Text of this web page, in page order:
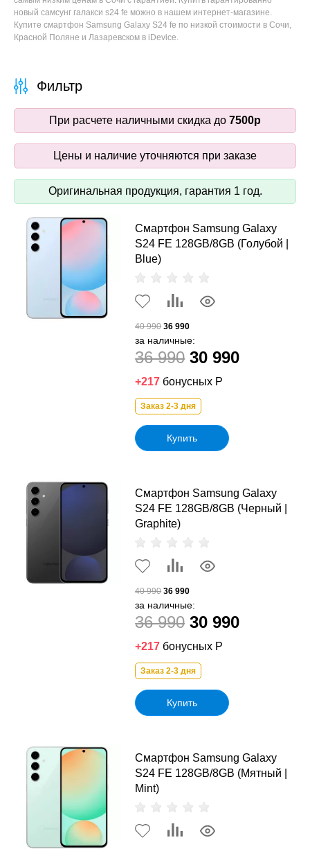
новый самсунг галакси s24 fe можно в нашем интернет-магазине.
Купите смартфон Samsung Galaxy S24 fe по низкой стоимости в Сочи,
Красной Поляне и Лазаревском в iDevice.
При расчете наличными скидка до 7500р
Цены и наличие уточняются при заказе
Оригинальная продукция, гарантия 1 год.
Смартфон Samsung Galaxy
S24 FE 128GB/8GB (Голубой |
Blue)
40 990 36 990
за наличные:
36 990 30 990
+217 бонусных Р
Заказ 2-3 дня
Купить
Смартфон Samsung Galaxy
S24 FE 128GB/8GB (Черный |
Graphite)
40 990 36 990
за наличные:
36 990 30 990
+217 бонусных Р
Заказ 2-3 дня
Купить
Смартфон Samsung Galaxy
S24 FE 128GB/8GB (Мятный |
Mint)
Фильтр